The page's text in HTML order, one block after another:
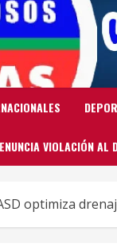
VIOLACIÓN
optimiza